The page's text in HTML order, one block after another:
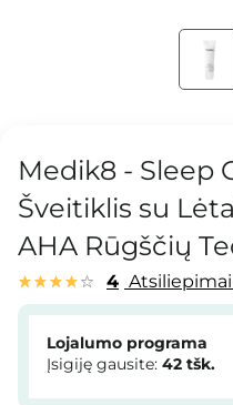
Medik8 - Sleep
Šveitiklis su
AHA Rūgščių
4 Atsiliepimai
Lojalumo programa
Įsigiję gausite: 42 tšk.